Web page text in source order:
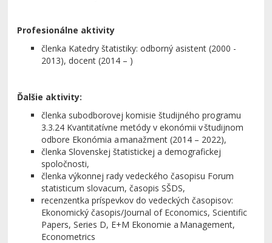
Profesionálne aktivity
členka Katedry štatistiky: odborný asistent (2000 -
2013), docent (2014 – )
Ďalšie aktivity:
členka subodborovej komisie študijného programu
3.3.24 Kvantitatívne metódy v ekonómii v študijnom
odbore Ekonómia a manažment(2014 – 2022),
členka Slovenskej štatistickej a demografickej
spoločnosti,
členka výkonnej rady vedeckého časopisu Forum
statisticum slovacum, časopis SŠDS,
recenzentka príspevkov do vedeckých časopisov:
Ekonomický časopis/Journal of Economics,Scientific
Papers, Series D, E+M Ekonomie a Management,
Econometrics